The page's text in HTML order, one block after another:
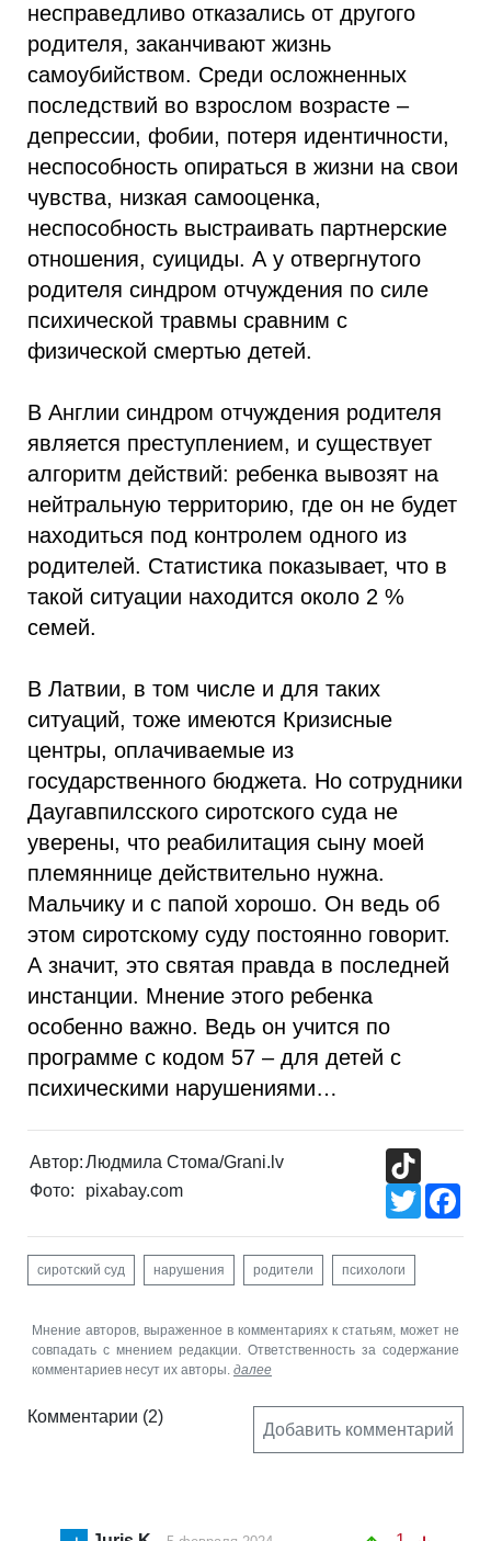
несправедливо отказались от другого
родителя, заканчивают жизнь
самоубийством. Среди осложненных
последствий во взрослом возрасте –
депрессии, фобии, потеря идентичности,
неспособность опираться в жизни на свои
чувства, низкая самооценка,
неспособность выстраивать партнерские
отношения, суициды. А у отвергнутого
родителя синдром отчуждения по силе
психической травмы сравним с
физической смертью детей.
В Англии синдром отчуждения родителя
является преступлением, и существует
алгоритм действий: ребенка вывозят на
нейтральную территорию, где он не будет
находиться под контролем одного из
родителей. Статистика показывает, что в
такой ситуации находится около 2 %
семей.
В Латвии, в том числе и для таких
ситуаций, тоже имеются Кризисные
центры, оплачиваемые из
государственного бюджета. Но сотрудники
Даугавпилсского сиротского суда не
уверены, что реабилитация сыну моей
племяннице действительно нужна.
Мальчику и с папой хорошо. Он ведь об
этом сиротскому суду постоянно говорит.
А значит, это святая правда в последней
инстанции. Мнение этого ребенка
особенно важно. Ведь он учится по
программе с кодом 57 – для детей с
психическими нарушениями…
Автор:Людмила Стома/Grani.lv
Фото:
pixabay.com
Twitter
сиротский суд нарушения родители психологи
Мнение авторов, выраженное в комментариях к статьям, может не
совпадать с мнением редакции. Ответственность за содержание
комментариев несут их авторы. далее
Комментарии (2)
Добавить комментарий